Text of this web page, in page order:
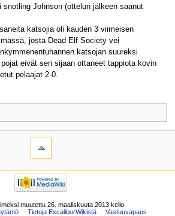
snotling Johnson (ottelun jälkeen saanut
katsojia oli kauden 3 viimeisen
josta Dead Elf Society vei
katsojan suureksi
eivät sen sijaan ottaneet tappiota kovin
pelaajat 2-0.
muutettu 26. maaliskuuta 2013 kello
Tietoja ExcaliburWikistä Vastuuvapaus